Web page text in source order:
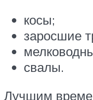
косы;
заросшие
свалы.
Лучшим